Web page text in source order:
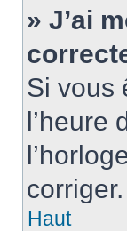
» J’ai
Si vous
l’heure
corriger.
Haut